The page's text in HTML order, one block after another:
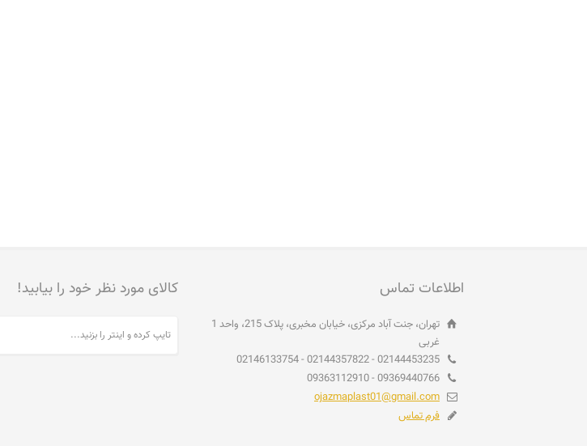
اطلاعات تماس
تهران، جنت آباد مرکزی، خیابان مخبری، پلاک 215، واحد 1
غربی
02144453235 - 02144357822 - 02146133754
09369440766 - 09363112910
ojazmaplast01@gmail.com
فرم تماس
کالای مورد نظر خود را بیابید!